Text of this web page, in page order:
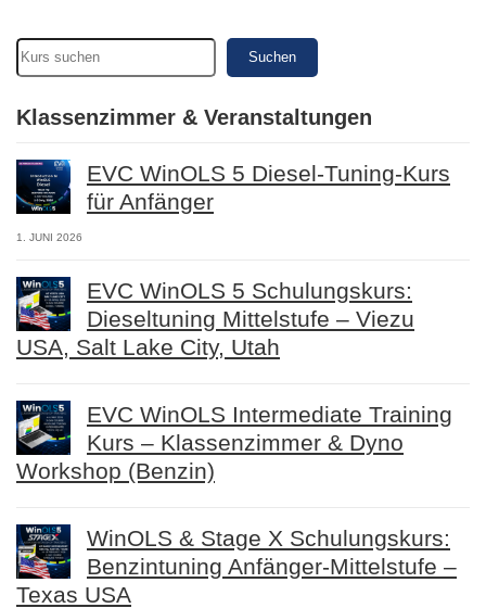
Suchen
Klassenzimmer & Veranstaltungen
EVC WinOLS 5 Diesel-Tuning-Kurs
für Anfänger
1. JUNI 2026
EVC WinOLS 5 Schulungskurs:
Dieseltuning Mittelstufe – Viezu
USA, Salt Lake City, Utah
EVC WinOLS Intermediate Training
Kurs – Klassenzimmer & Dyno
Workshop (Benzin)
WinOLS & Stage X Schulungskurs:
Benzintuning Anfänger-Mittelstufe –
Texas USA